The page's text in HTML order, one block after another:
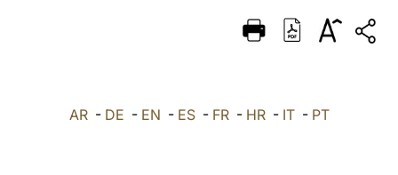
ITALIANO
AR- DE - EN - ES- FR- HR- IT- PT